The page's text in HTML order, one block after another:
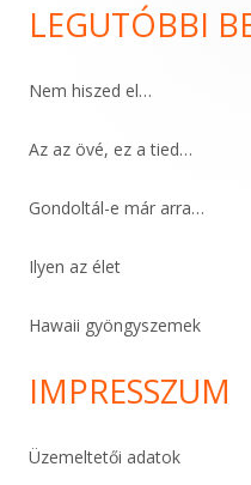
Main
Sidebar
LEGUTÓBBI
Nem hiszed el…
Az az övé, ez a tied…
Gondoltál-e már arra…
Ilyen az élet
Hawaii gyöngyszemek
IMPRESSZUM
Üzemeltetői adatok